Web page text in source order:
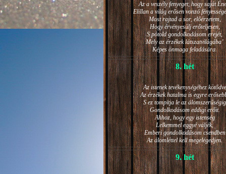
Az a veszély fenyeget, hogy saját
Elillan a világ erősen vonzó
Most rajtad a sor, előérzetem,
Hogy érvényesülj erőteljesen,
S pótold gondolkodásom erejét,
Mely az érzékek látszatvilágába’
Képes önmaga feladására.
8. hét
Az istenek tevékenységéhez kötődve
Az érzékek hatalma is egyre
S ez tompítja le az álomszerűségig
Gondolkodásom eddigi erőit.
Ahhoz, hogy egy istenség
Lelkemmel eggyé váljék,
Emberi gondolkodásom csendben
Az álomléttel kell megelégedjen.
9. hét